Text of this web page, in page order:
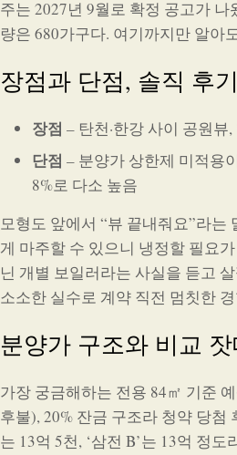
주는 2027년 9월로 확정 공고가
량은 680가구다. 여기까지만 알아
장점과 단점, 솔직 후
장점 – 탄천·한강 사이 공원
단점 – 분양가 상한제 미적용
8%로 다소 높음
모형도 앞에서 “뷰 끝내줘요”라는
게 마주할 수 있으니 냉정할 필요
닌 개별 보일러라는 사실을 듣고
소소한 실수로 계약 직전 멈칫한
분양가 구조와 비교 잣
가장 궁금해하는 전용 84㎡ 기준
후불), 20% 잔금 구조라 청약 당첨
는 13억 5천, ‘삼전 B’는 13억 정